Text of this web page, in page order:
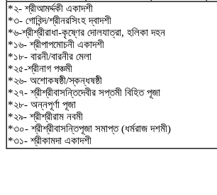
*২- শ্রীআমর্দ্দকী একাদশী
*৩- গোবিন্দ/শ্রীনরসিংহ দ্বাদশী
*৬-শ্রীশ্রীরাধা-কৃষ্ণের দোলযাত্রা, হলিকা দহন
*১৬- শ্রীপাপমোচনী একাদশী
*১৮- বারনী/বারনীর মেলা
*২৫-শ্রীনাগ পঞ্চমী
*২৬- অশোকষষ্ঠী/স্কন্ধষষ্ঠী
*২৭- শ্রীশ্রীবাসন্তিদেবীর সপ্তমী বিহিত পূজা
*২৮- অন্নপূর্ণা পূজা
*২৯- শ্রীশ্রীরাম নবমী
*৩০- শ্রীশ্রীবাসন্তিপূজা সমাপ্ত (ধর্মরাজ দশমী)
*৩১- শ্রীকামদা একাদশী